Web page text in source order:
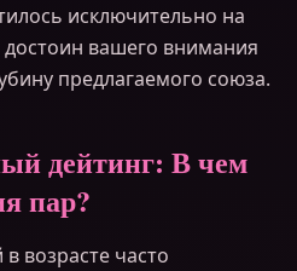
исключительно на
достоин вашего внимания
предлагаемого союза.
дейтинг: В чем
пар?
возрасте часто